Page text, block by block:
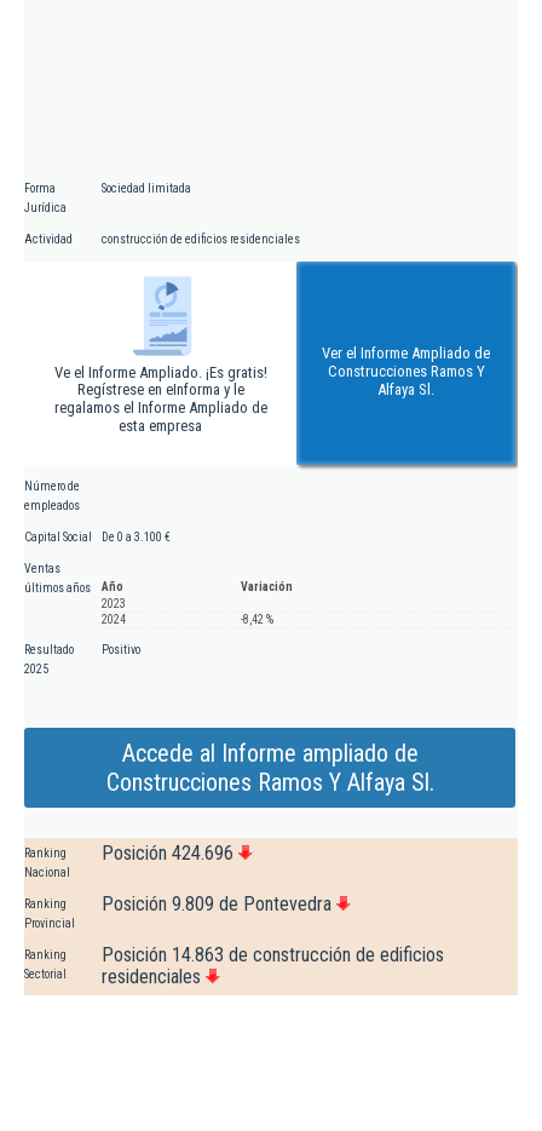
Forma
Jurídica
Sociedad limitada
Actividad construcción de edificios residenciales
Ve el Informe Ampliado. ¡Es gratis!
Regístrese en eInforma y le
regalamos el Informe Ampliado de
esta empresa
Ver el Informe Ampliado de
Construcciones Ramos Y
Alfaya Sl.
Número de
empleados
Capital Social De 0 a 3.100 €
Ventas
últimos años
Año
Variación
2023
2024
-8,42 %
Resultado
2025
Positivo
Accede al Informe ampliado de
Construcciones Ramos Y Alfaya Sl.
Ranking
Nacional
Posición 424.696
Ranking
Provincial
Posición 9.809 de Pontevedra
Ranking
Sectorial
Posición 14.863 de construcción de edificios
residenciales